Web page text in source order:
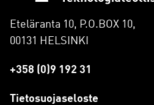
Eteläranta 10, P.O.BOX 10,
00131 HELSINKI
+358 (0)9 192 31
Tietosuojaseloste